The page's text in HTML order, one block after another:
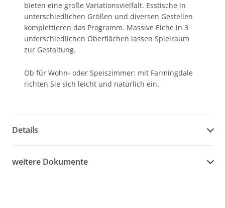
bieten eine große Variationsvielfalt. Esstische in
unterschiedlichen Größen und diversen Gestellen
komplettieren das Programm. Massive Eiche in 3
unterschiedlichen Oberflächen lassen Spielraum
zur Gestaltung.
Ob für Wohn- oder Speiszimmer: mit Farmingdale
richten Sie sich leicht und natürlich ein.
Details
weitere Dokumente